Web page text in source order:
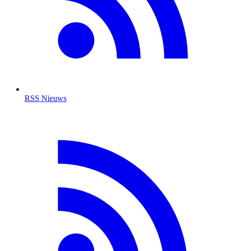
RSS Nieuws